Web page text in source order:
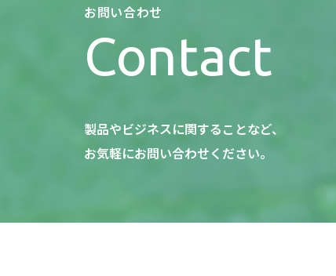
お問い合わせ
Contact
製品やビジネスに関することなど、
お気軽にお問い合わせください。